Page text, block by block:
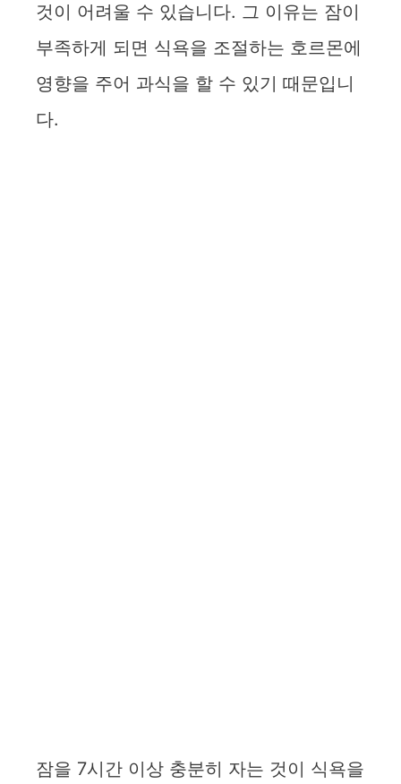
것이 어려울 수 있습니다. 그 이유는 잠이
부족하게 되면 식욕을 조절하는 호르몬에
영향을 주어 과식을 할 수 있기 때문입니
다.
잠을 7시간 이상 충분히 자는 것이 식욕을